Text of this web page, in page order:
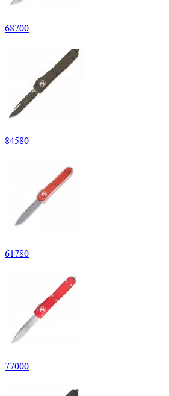
68700
84580
61780
77000